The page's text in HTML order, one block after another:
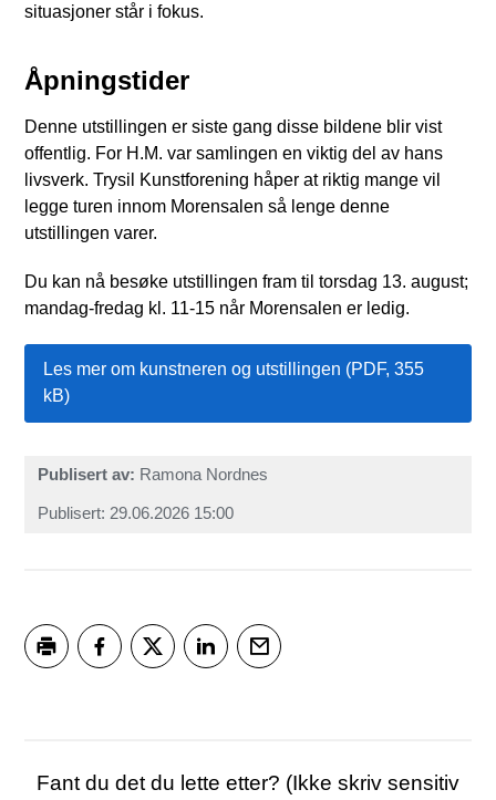
situasjoner står i fokus.
Åpningstider
Denne utstillingen er siste gang disse bildene blir vist
offentlig. For H.M. var samlingen en viktig del av hans
livsverk. Trysil Kunstforening håper at riktig mange vil
legge turen innom Morensalen så lenge denne
utstillingen varer.
Du kan nå besøke utstillingen fram til torsdag 13. august;
mandag-fredag kl. 11-15 når Morensalen er ledig.
Les mer om kunstneren og utstillingen (PDF, 355
kB)
Publisert av Ramona Nordnes
Publisert 29.06.2026 15:00
Fant du det du lette etter? (Ikke skriv sensitiv